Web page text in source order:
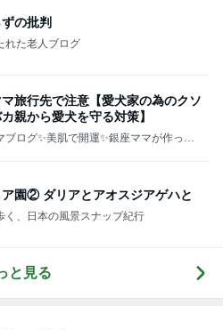
の批判
れた老人ブログ
旅行先で注意【愛犬家の為のクソ
親から愛犬を守る対策】
ブログ✨美肌で開運✨銀座ママが作った
園② ダリアとアオスジアゲハと
く、日本の風景スナップ紀行
と見る